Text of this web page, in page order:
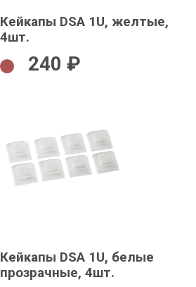
Кейкапы DSA 1U, желтые,
4шт.
240 ₽
Кейкапы DSA 1U, белые
прозрачные, 4шт.